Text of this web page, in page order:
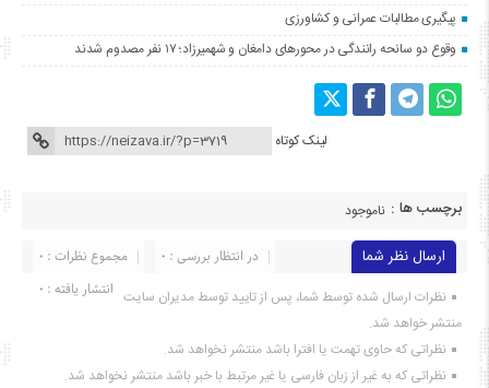
پیگیری مطالبات عمرانی و کشاورزی
وقوع دو سانحه رانندگی در محورهای دامغان و شهمیرزاد؛ ۱۷ نفر مصدوم شدند
لینک کوتاه
برچسب ها : ناموجود
ارسال نظر شما مجموع نظرات : 0
در انتظار بررسی : 0
انتشار یافته : ۰ نظرات ارسال شده توسط شما، پس از تایید توسط مدیران سایت
منتشر خواهد شد.
نظراتی که حاوی تهمت یا افترا باشد منتشر نخواهد شد.
نظراتی که به غیر از زبان فارسی یا غیر مرتبط با خبر باشد منتشر نخواهد شد.